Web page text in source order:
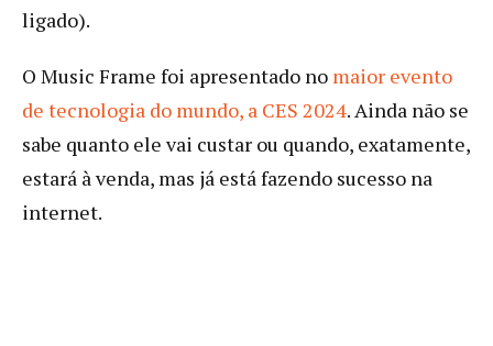
ligado).
O Music Frame foi apresentado no maior evento
de tecnologia do mundo, a CES 2024. Ainda não se
sabe quanto ele vai custar ou quando, exatamente,
estará à venda, mas já está fazendo sucesso na
internet.